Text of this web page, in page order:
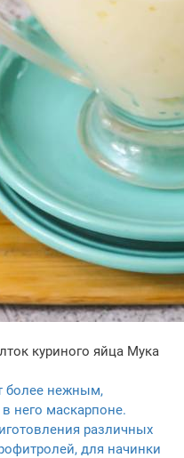
куриного яйца Мука
более нежным,
него маскарпоне.
различных
для начинки